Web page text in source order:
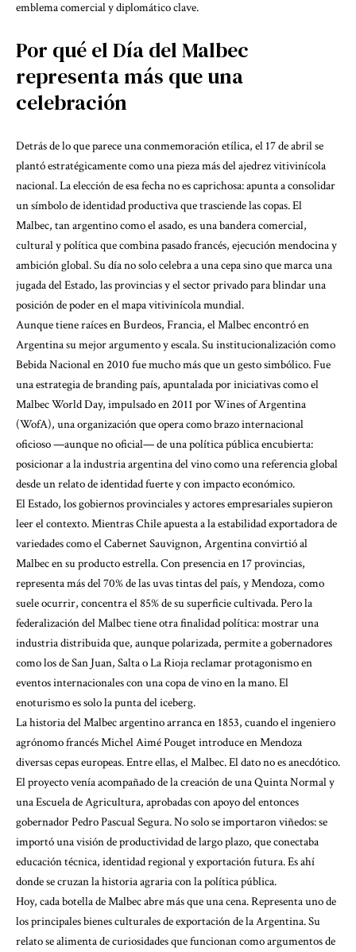
emblema comercial y diplomático clave.
Por qué el Día del Malbec
representa más que una
celebración
Detrás de lo que parece una conmemoración etílica, el 17 de abril se
plantó estratégicamente como una pieza más del ajedrez vitivinícola
nacional. La elección de esa fecha no es caprichosa: apunta a consolidar
un símbolo de identidad productiva que trasciende las copas. El
Malbec, tan argentino como el asado, es una bandera comercial,
cultural y política que combina pasado francés, ejecución mendocina y
ambición global. Su día no solo celebra a una cepa sino que marca una
jugada del Estado, las provincias y el sector privado para blindar una
posición de poder en el mapa vitivinícola mundial.
Aunque tiene raíces en Burdeos, Francia, el Malbec encontró en
Argentina su mejor argumento y escala. Su institucionalización como
Bebida Nacional en 2010 fue mucho más que un gesto simbólico. Fue
una estrategia de branding país, apuntalada por iniciativas como el
Malbec World Day, impulsado en 2011 por Wines of Argentina
(WofA), una organización que opera como brazo internacional
oficioso —aunque no oficial— de una política pública encubierta:
posicionar a la industria argentina del vino como una referencia global
desde un relato de identidad fuerte y con impacto económico.
El Estado, los gobiernos provinciales y actores empresariales supieron
leer el contexto. Mientras Chile apuesta a la estabilidad exportadora de
variedades como el Cabernet Sauvignon, Argentina convirtió al
Malbec en su producto estrella. Con presencia en 17 provincias,
representa más del 70% de las uvas tintas del país, y Mendoza, como
suele ocurrir, concentra el 85% de su superficie cultivada. Pero la
federalización del Malbec tiene otra finalidad política: mostrar una
industria distribuida que, aunque polarizada, permite a gobernadores
como los de San Juan, Salta o La Rioja reclamar protagonismo en
eventos internacionales con una copa de vino en la mano. El
enoturismo es solo la punta del iceberg.
La historia del Malbec argentino arranca en 1853, cuando el ingeniero
agrónomo francés Michel Aimé Pouget introduce en Mendoza
diversas cepas europeas. Entre ellas, el Malbec. El dato no es anecdótico.
El proyecto venía acompañado de la creación de una Quinta Normal y
una Escuela de Agricultura, aprobadas con apoyo del entonces
gobernador Pedro Pascual Segura. No solo se importaron viñedos: se
importó una visión de productividad de largo plazo, que conectaba
educación técnica, identidad regional y exportación futura. Es ahí
donde se cruzan la historia agraria con la política pública.
Hoy, cada botella de Malbec abre más que una cena. Representa uno de
los principales bienes culturales de exportación de la Argentina. Su
relato se alimenta de curiosidades que funcionan como argumentos de